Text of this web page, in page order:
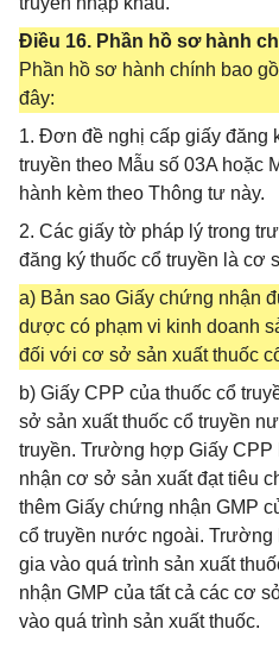
Điều 16. Phần hồ sơ hành
Phần hồ sơ hành chính bao
đây:
1. Đơn đề nghị cấp giấy đăng
truyền theo Mẫu số 03A hoặc
hành kèm theo Thông tư này.
2. Các giấy tờ pháp lý trong
đăng ký thuốc cổ truyền là cơ
a) Bản sao Giấy chứng nhận
dược có phạm vi kinh doanh
đối với cơ sở sản xuất thuốc
b) Giấy CPP của thuốc cổ
sở sản xuất thuốc cổ truyền
truyền. Trường hợp Giấy CPP
nhận cơ sở sản xuất đạt tiêu
thêm Giấy chứng nhận GMP
cổ truyền nước ngoài.
gia vào quá trình sản xuất
nhận GMP của tất cả các cơ
vào quá trình sản xuất thuốc.